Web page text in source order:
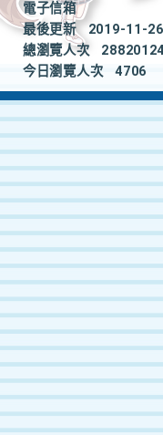
電子信箱
最後更新
2019-11-26
總瀏覽人次
28820124
今日瀏覽人次
4706